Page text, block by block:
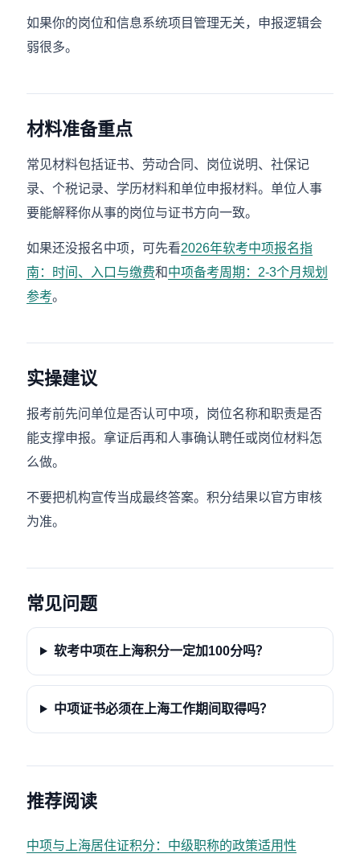
如果你的岗位和信息系统项目管理无关，申报逻辑会
弱很多。
材料准备重点
常见材料包括证书、劳动合同、岗位说明、社保记
录、个税记录、学历材料和单位申报材料。单位人事
要能解释你从事的岗位与证书方向一致。
如果还没报名中项，可先看2026年软考中项报名指
南：时间、入口与缴费和中项备考周期：2-3个月规划
参考。
实操建议
报考前先问单位是否认可中项，岗位名称和职责是否
能支撑申报。拿证后再和人事确认聘任或岗位材料怎
么做。
不要把机构宣传当成最终答案。积分结果以官方审核
为准。
常见问题
软考中项在上海积分一定加100分吗？
中项证书必须在上海工作期间取得吗？
推荐阅读
中项与上海居住证积分：中级职称的政策适用性